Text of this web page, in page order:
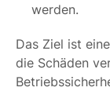
werden.
Das Ziel ist eine
die Schäden